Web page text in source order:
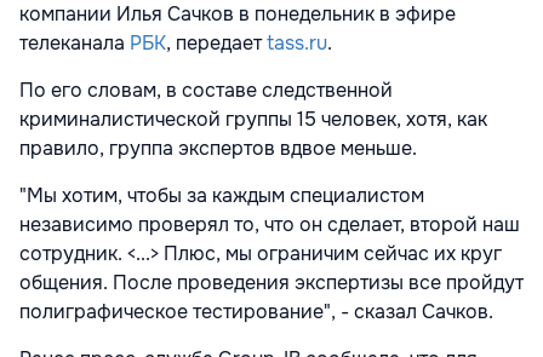
компании Илья Сачков в понедельник в эфире
телеканала РБК, передаетtass.ru.
По его словам, в составе следственной
криминалистической группы 15 человек, хотя, как
правило, группа экспертов вдвое меньше.
"Мы хотим, чтобы за каждым специалистом
независимо проверял то, что он сделает, второй наш
сотрудник. <...> Плюс, мы ограничим сейчас их круг
общения. После проведения экспертизы все пройдут
полиграфическое тестирование", - сказал Сачков.